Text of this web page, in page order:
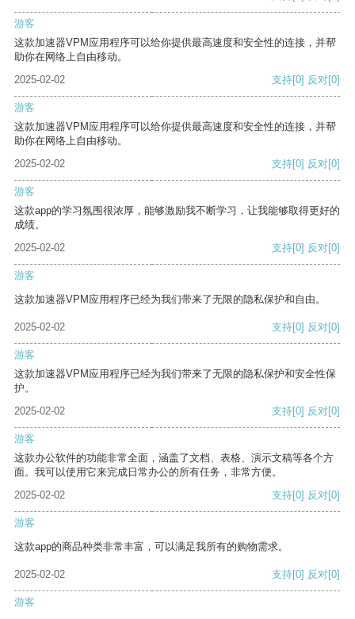
游客
这款加速器VPM应用程序可以给你提供最高速度和安全性的连接，并帮
助你在网络上自由移动。
2025-02-02
支持[0] 反对[0]
游客
这款加速器VPM应用程序可以给你提供最高速度和安全性的连接，并帮
助你在网络上自由移动。
2025-02-02
支持[0] 反对[0]
游客
这款app的学习氛围很浓厚，能够激励我不断学习，让我能够取得更好的
成绩。
2025-02-02
支持[0] 反对[0]
游客
这款加速器VPM应用程序已经为我们带来了无限的隐私保护和自由。
2025-02-02 支持[0] 反对[0]
游客
这款加速器VPM应用程序已经为我们带来了无限的隐私保护和安全性保
护。
2025-02-02
支持[0] 反对[0]
游客
这款办公软件的功能非常全面，涵盖了文档、表格、演示文稿等各个方
面。我可以使用它来完成日常办公的所有任务，非常方便。
2025-02-02
支持[0] 反对[0]
游客
这款app的商品种类非常丰富，可以满足我所有的购物需求。
2025-02-02 支持[0] 反对[0]
游客